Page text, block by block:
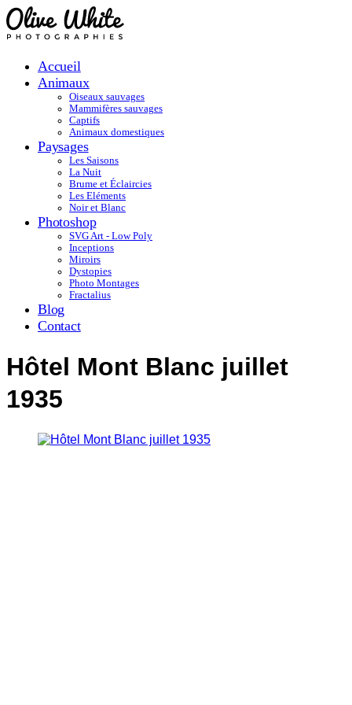
Accueil
Animaux
Oiseaux sauvages
Mammifères sauvages
Captifs
Animaux domestiques
Paysages
Les Saisons
La Nuit
Brume et Éclaircies
Les Eléments
Noir et Blanc
Photoshop
SVG Art - Low Poly
Inceptions
Miroirs
Dystopies
Photo Montages
Fractalius
Blog
Contact
Hôtel Mont Blanc juillet
1935